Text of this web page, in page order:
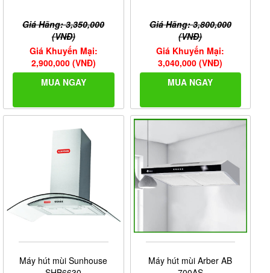
Giá Hãng: 3,350,000
(VNĐ)
Giá Khuyến Mại:
2,900,000 (VNĐ)
MUA NGAY
Giá Hãng: 3,800,000
(VNĐ)
Giá Khuyến Mại:
3,040,000 (VNĐ)
MUA NGAY
Máy hút mùi Sunhouse
Máy hút mùi Arber AB